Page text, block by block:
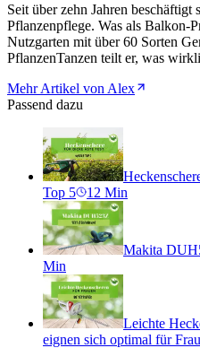
Seit über zehn Jahren
Pflanzenpflege. Was als Balkon-
Nutzgarten mit über 60 Sorten
PflanzenTanzen teilt er, was
Mehr Artikel von Alex
Passend dazu
Top 5
12 Min
Makita
Min
Leichte
eignen sich optimal für